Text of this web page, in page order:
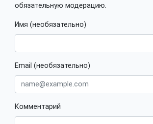
обязательную модерацию.
Имя (необязательно)
Email (необязательно)
Комментарий